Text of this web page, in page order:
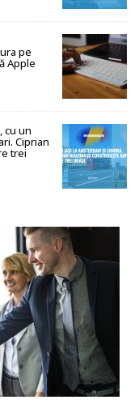
pe
Apple
cu un
Ciprian
trei